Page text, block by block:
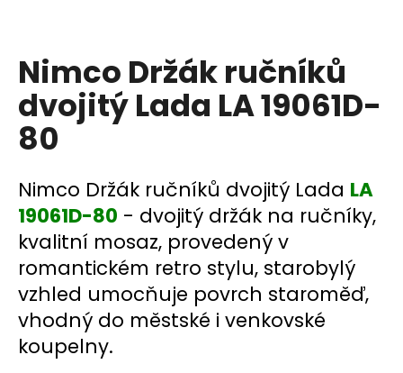
Nimco Držák ručníků
dvojitý Lada LA 19061D-
80
Nimco Držák ručníků dvojitý Lada LA
19061D-80 - dvojitý držák na ručníky,
kvalitní mosaz, provedený v
romantickém retro stylu, starobylý
vzhled umocňuje povrch staroměď,
vhodný do městské i venkovské
koupelny.
í
t
?
HLEDAT
D
o
p
o